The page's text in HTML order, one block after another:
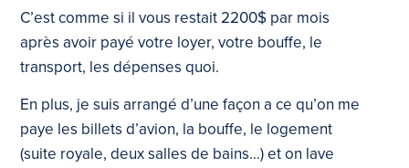
C’est comme si il vous restait 2200$ par mois
après avoir payé votre loyer, votre bouffe, le
transport, les dépenses quoi.
En plus, je suis arrangé d’une façon a ce qu’on me
paye les billets d’avion, la bouffe, le logement
(suite royale, deux salles de bains…) et on lave